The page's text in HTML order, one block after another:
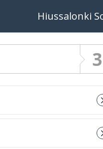
Hiussalonki
3